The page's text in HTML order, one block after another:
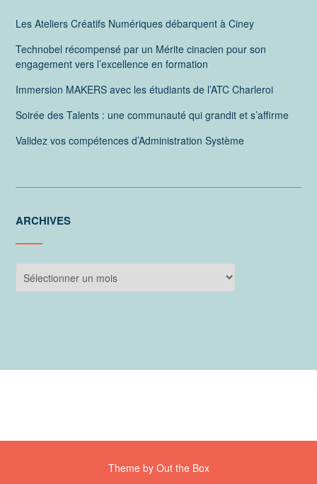
Les Ateliers Créatifs Numériques débarquent à Ciney
Technobel récompensé par un Mérite cinacien pour son
engagement vers l’excellence en formation
Immersion MAKERS avec les étudiants de l’ATC Charleroi
Soirée des Talents : une communauté qui grandit et s’affirme
Validez vos compétences d’Administration Système
ARCHIVES
Theme by Out the Box